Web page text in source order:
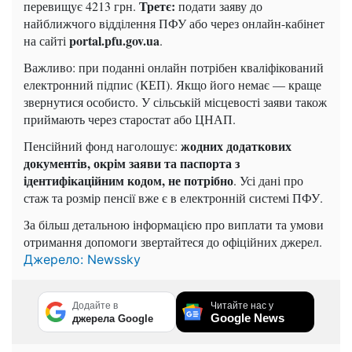
перевищує 4213 грн. Третє: подати заяву до
найближчого відділення ПФУ або через онлайн-кабінет
на сайті portal.pfu.gov.ua.
Важливо: при поданні онлайн потрібен кваліфікований
електронний підпис (КЕП). Якщо його немає — краще
звернутися особисто. У сільській місцевості заяви також
приймають через старостат або ЦНАП.
Пенсійний фонд наголошує: жодних додаткових
документів, окрім заяви та паспорта з
ідентифікаційним кодом, не потрібно. Усі дані про
стаж та розмір пенсії вже є в електронній системі ПФУ.
За більш детальною інформацією про виплати та умови
отримання допомоги звертайтеся до офіційних джерел.
Джерело: Newssky
Додайте в
джерела Google
Читайте нас у
Google News